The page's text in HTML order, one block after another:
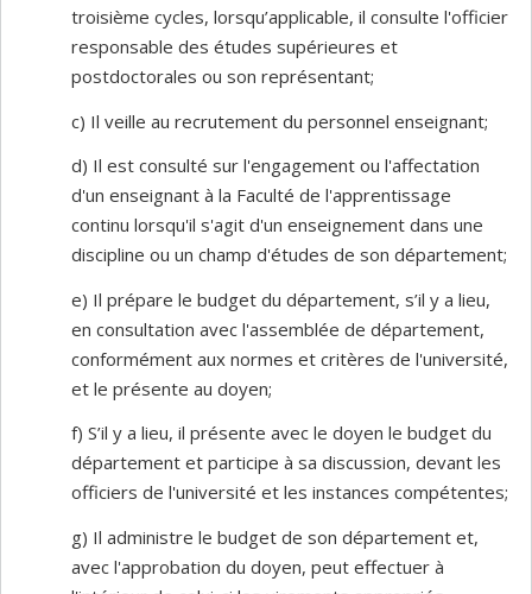
troisième cycles, lorsqu’applicable, il consulte l'officier
responsable des études supérieures et
postdoctorales ou son représentant;
c) Il veille au recrutement du personnel enseignant;
d) Il est consulté sur l'engagement ou l'affectation
d'un enseignant à la Faculté de l'apprentissage
continu lorsqu'il s'agit d'un enseignement dans une
discipline ou un champ d'études de son département;
e) Il prépare le budget du département, s’il y a lieu,
en consultation avec l'assemblée de département,
conformément aux normes et critères de l'université,
et le présente au doyen;
f) S’il y a lieu, il présente avec le doyen le budget du
département et participe à sa discussion, devant les
officiers de l'université et les instances compétentes;
g) Il administre le budget de son département et,
avec l'approbation du doyen, peut effectuer à